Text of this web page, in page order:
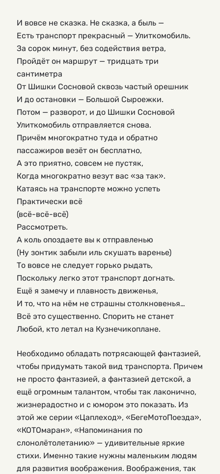
И вовсе не сказка. Не сказка, а быль —
Есть транспорт прекрасный — Улиткомобиль.
За сорок минут, без содействия ветра,
Пройдёт он маршрут — тридцать три
сантиметра
От Шишки Сосновой сквозь частый орешник
И до остановки — Большой Сыроежки.
Потом — разворот, и до Шишки Сосновой
Улиткомобиль отправляется снова.
Причём многократно туда и обратно
пассажиров везёт он бесплатно,
А это приятно, совсем не пустяк,
Когда многократно везут вас «за так».
Катаясь на транспорте можно успеть
Практически всё
(всё-всё-всё)
Рассмотреть.
А коль опоздаете вы к отправленью
(Ну зонтик забыли иль скушать варенье)
То вовсе не следует горько рыдать,
Поскольку легко этот транспорт догнать.
Ещё я замечу и плавность движенья,
И то, что на нём не страшны столкновенья…
Всё это существенно. Спорить не станет
Любой, кто летал на Кузнечикоплане.
Необходимо обладать потрясающей фантазией,
чтобы придумать такой вид транспорта. Причем
не просто фантазией, а фантазией детской, а
ещё огромным талантом, чтобы так лаконично,
жизнерадостно и с юмором это показать. Из
этой же серии «Цаплеход», «БегеМотоПоезда»,
«КОТОмаран», «Напоминания по
слонолётолетанию» — удивительные яркие
стихи. Именно такие нужны маленьким людям
для развития воображения. Воображения, так